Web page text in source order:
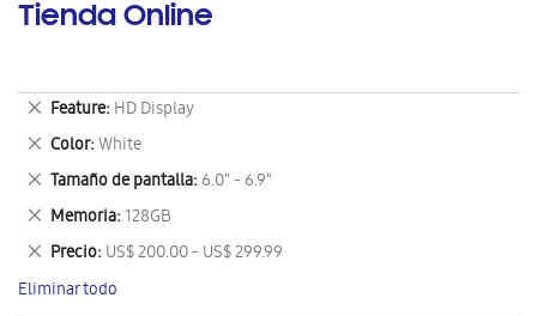
Tienda Online
Feature HD Display
Eliminar
este
artículo
Color White
Eliminar
este
artículo
Tamaño de pantalla 6.0" - 6.9"
Eliminar
este
artículo
Memoria 128GB
Eliminar
este
artículo
Precio US$ 200.00 - US$ 299.99
Eliminar
este
artículo
Eliminar todo